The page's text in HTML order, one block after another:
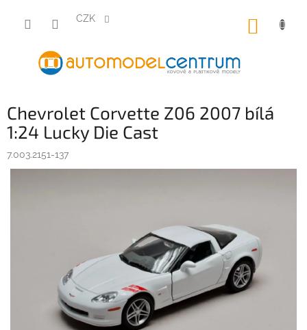
obsah
CZK
Chevrolet Corvette Z06 2007 bílá
1:24 Lucky Die Cast
7.003.2151-137